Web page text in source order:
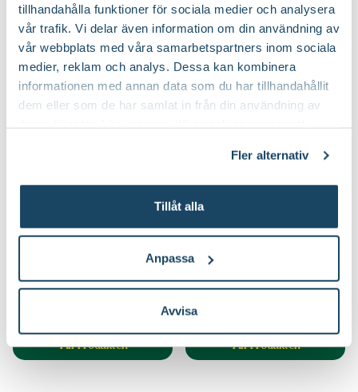
tillhandahålla funktioner för sociala medier och analysera
vår trafik. Vi delar även information om din användning av
vår webbplats med våra samarbetspartners inom sociala
medier, reklam och analys. Dessa kan kombinera
informationen med annan data som du har tillhandahållit
dem eller som de har samlat in från din användning av
Fler alternativ
Tillåt alla
Anpassa
Avvisa
Online
I lager
Till Produkten
till Nematoder Nemablom produktsida
Online
I lager
Till Produkten
till Blomjord
2 för 120:-
Yrkesodlarjord för
6990
Till Produkten
till Yrkesodlarjord för krukväxter produktsida
2 för 99:-
Krukväxtnäring för gröna
växter
Blomsterlandet
5990
Till Produkten
till